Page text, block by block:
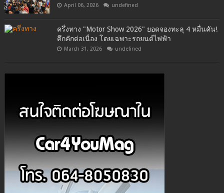
April 06, 2026 undefined
ครึ่งทาง "Motor Show 2026" ยอดจองทะลุ 4 หมื่นคัน!
คึกคักต่อเนื่อง โดยเฉพาะรถยนต์ไฟฟ้า
March 31, 2026 undefined